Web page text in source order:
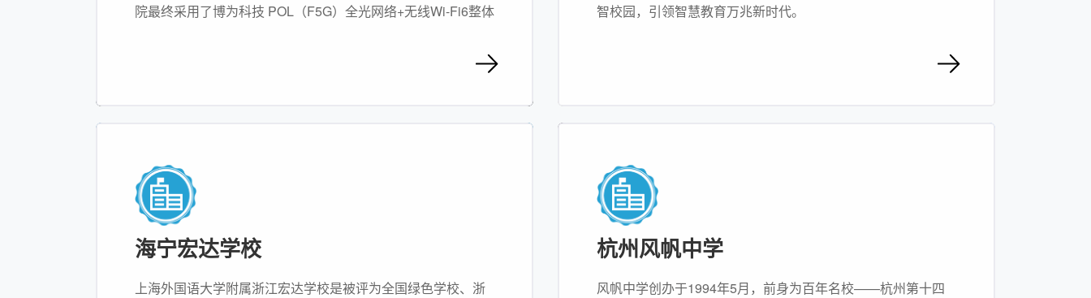
院最终采用了博为科技 POL（F5G）全光网络+无线Wi-Fi6整体
智校园，引领智慧教育万兆新时代。
海宁宏达学校
上海外国语大学附属浙江宏达学校是被评为全国绿色学校、浙
杭州风帆中学
风帆中学创办于1994年5月，前身为百年名校——杭州第十四